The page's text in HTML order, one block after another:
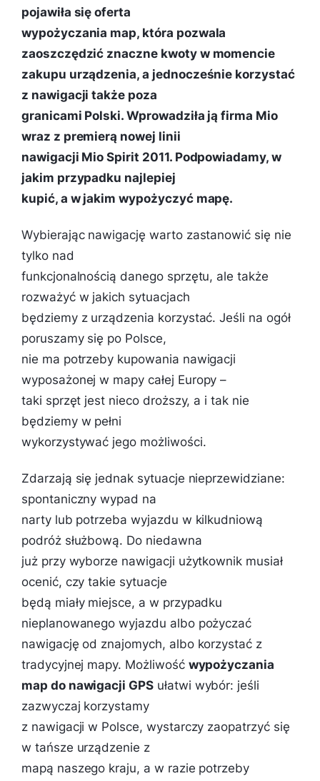
pojawiła się oferta
wypożyczania map, która pozwala
zaoszczędzić znaczne kwoty w momencie
zakupu urządzenia, a jednocześnie korzystać
z nawigacji także poza
granicami Polski. Wprowadziła ją firma Mio
wraz z premierą nowej linii
nawigacji Mio Spirit 2011. Podpowiadamy, w
jakim przypadku najlepiej
kupić, a w jakim wypożyczyć mapę.
Wybierając nawigację warto zastanowić się nie
tylko nad
funkcjonalnością danego sprzętu, ale także
rozważyć w jakich sytuacjach
będziemy z urządzenia korzystać. Jeśli na ogół
poruszamy się po Polsce,
nie ma potrzeby kupowania nawigacji
wyposażonej w mapy całej Europy –
taki sprzęt jest nieco droższy, a i tak nie
będziemy w pełni
wykorzystywać jego możliwości.
Zdarzają się jednak sytuacje nieprzewidziane:
spontaniczny wypad na
narty lub potrzeba wyjazdu w kilkudniową
podróż służbową. Do niedawna
już przy wyborze nawigacji użytkownik musiał
ocenić, czy takie sytuacje
będą miały miejsce, a w przypadku
nieplanowanego wyjazdu albo pożyczać
nawigację od znajomych, albo korzystać z
tradycyjnej mapy. Możliwość wypożyczania
map do nawigacji GPSułatwi wybór: jeśli
zazwyczaj korzystamy
z nawigacji w Polsce, wystarczy zaopatrzyć się
w tańsze urządzenie z
mapą naszego kraju, a w razie potrzeby